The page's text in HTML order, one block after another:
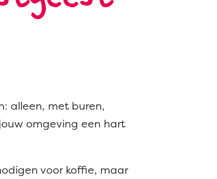
alleen, met buren,
omgeving een hart
voor koffie, maar